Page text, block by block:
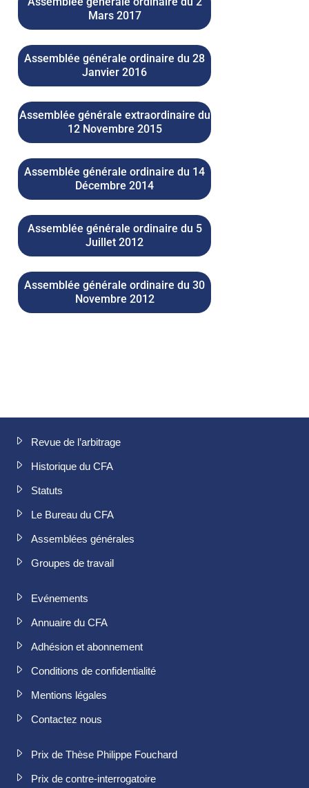
Mars 2017
Assemblée générale ordinaire du 28
Janvier 2016
Assemblée générale extraordinaire du
12 Novembre 2015
Assemblée générale ordinaire du 14
Décembre 2014
Assemblée générale ordinaire du 5
Juillet 2012
Assemblée générale ordinaire du 30
Novembre 2012
Revue de l’arbitrage
Historique du CFA
Statuts
Le Bureau du CFA
Assemblées générales
Groupes de travail
Evénements
Annuaire du CFA
Adhésion et abonnement
Conditions de confidentialité
Mentions légales
Contactez nous
Prix de Thèse Philippe Fouchard
Prix de contre-interrogatoire